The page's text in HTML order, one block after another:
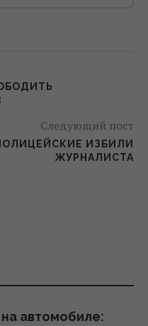
Следующий пост
ИЗБИЛИ
ЖУРНАЛИСТА
на автомобиле: